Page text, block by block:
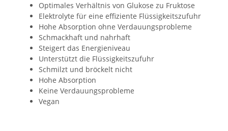
Optimales Verhältnis von Glukose zu Fruktose
Elektrolyte für eine effiziente Flüssigkeitszufuhr
Hohe Absorption ohne Verdauungsprobleme
Schmackhaft und nahrhaft
Steigert das Energieniveau
Unterstützt die Flüssigkeitszufuhr
Schmilzt und bröckelt nicht
Hohe Absorption
Keine Verdauungsprobleme
Vegan